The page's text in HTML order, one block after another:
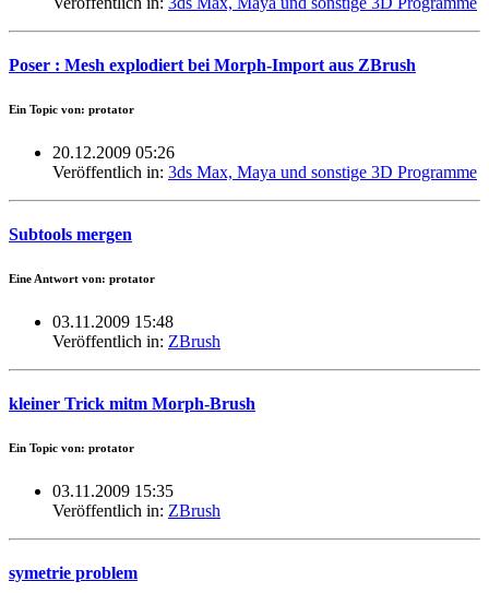
Poser : Mesh explodiert bei Morph-Import aus ZBrush
Ein Topic von: protator
20.12.2009 05:26
Veröffentlich in: 3ds Max, Maya und sonstige 3D Programme
Subtools mergen
Eine Antwort von: protator
03.11.2009 15:48
Veröffentlich in: ZBrush
kleiner Trick mitm Morph-Brush
Ein Topic von: protator
03.11.2009 15:35
Veröffentlich in: ZBrush
symetrie problem